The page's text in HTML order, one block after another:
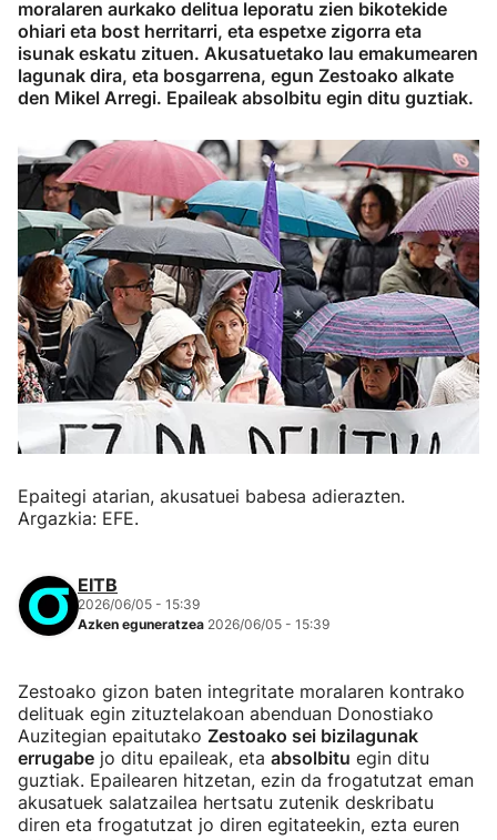
moralaren aurkako delitua leporatu zien bikotekide
ohiari eta bost herritarri, eta espetxe zigorra eta
isunak eskatu zituen. Akusatuetako lau emakumearen
lagunak dira, eta bosgarrena, egun Zestoako alkate
den Mikel Arregi. Epaileak absolbitu egin ditu guztiak.
Epaitegi atarian, akusatuei babesa adierazten.
Argazkia: EFE.
EITB
2026/06/05 - 15:39
Azken eguneratzea 2026/06/05 - 15:39
Zestoako gizon baten integritate moralaren kontrako
delituak egin zituztelakoan abenduan Donostiako
Auzitegian epaitutako Zestoako sei bizilagunak
errugabe jo ditu epaileak, eta absolbitu egin ditu
guztiak. Epailearen hitzetan, ezin da frogatutzat eman
akusatuek salatzailea hertsatu zutenik deskribatu
diren eta frogatutzat jo diren egitateekin, ezta euren